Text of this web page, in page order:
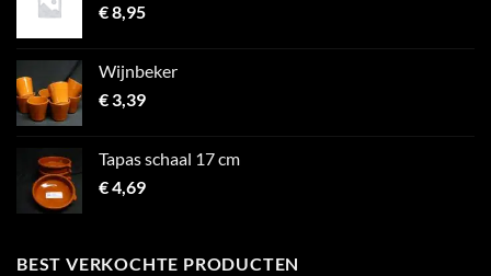
€8,95
Wijnbeker
€3,39
Tapas schaal 17 cm
€4,69
BEST VERKOCHTE PRODUCTEN